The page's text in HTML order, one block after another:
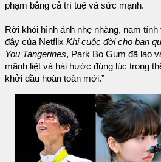
phạm bằng cả trí tuệ và sức mạnh.
Rời khỏi hình ảnh nhẹ nhàng, nam
đây của Netflix Khi cuộc đời cho bạn
You Tangerines, Park Bo Gum đã lao
mãnh liệt và hài hước đúng lúc trong
khởi đầu hoàn toàn mới.”